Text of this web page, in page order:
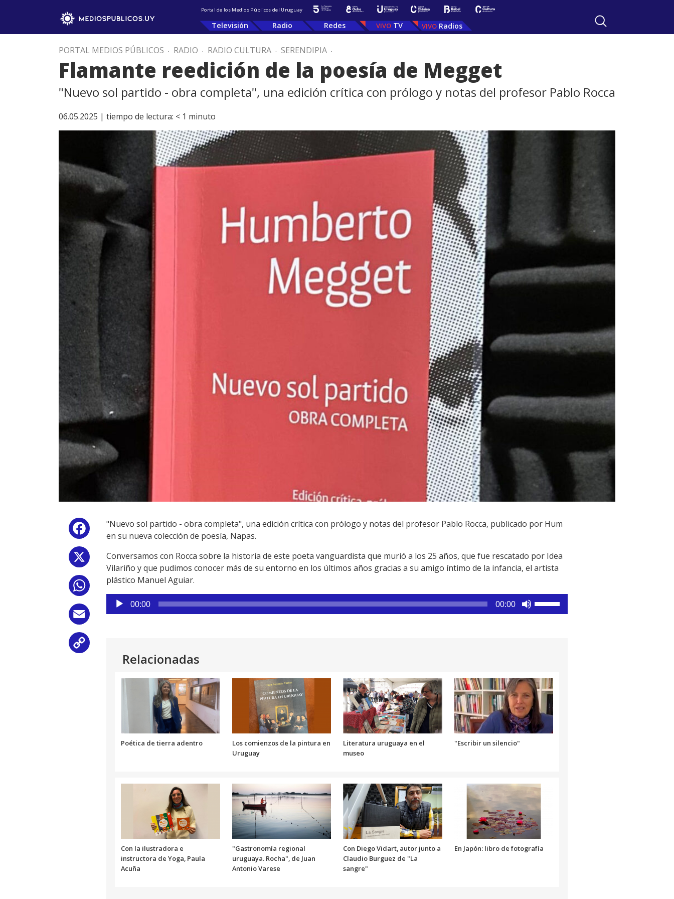
Portal de los Medios Públicos del Uruguay
Televisión Radio Redes TV Radios
PORTAL MEDIOS PÚBLICOS . RADIO . RADIO CULTURA . SERENDIPIA .
Flamante reedición de la poesía de Megget
"Nuevo sol partido - obra completa", una edición crítica con prólogo y notas del profesor Pablo Rocca
06.05.2025 | tiempo de lectura: < 1 minuto
Facebook
WhatsApp
Email
"Nuevo sol partido - obra completa", una edición crítica con prólogo y notas del profesor Pablo Rocca, publicado por Hum
en su nueva colección de poesía, Napas.
Conversamos con Rocca sobre la historia de este poeta vanguardista que murió a los 25 años, que fue rescatado por Idea
Vilariño y que pudimos conocer más de su entorno en los últimos años gracias a su amigo íntimo de la infancia, el artista
plástico Manuel Aguiar.
Reproductor
de
00:00 00:00
aumentar
o
disminuir
volumen.
Relacionadas
Poética de tierra adentro
Los comienzos de la pintura en
Uruguay
Literatura uruguaya en el
museo
"Escribir un silencio"
Con la ilustradora e
instructora de Yoga, Paula
Acuña
"Gastronomía regional
uruguaya. Rocha", de Juan
Antonio Varese
Con Diego Vidart, autor junto a
Claudio Burguez de "La
sangre"
En Japón: libro de fotografía